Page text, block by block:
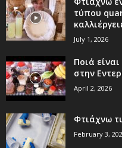
τύπου
July 1, 2026
Ποιά
στην
April 2, 2026
Φτιάχνω
February 3,